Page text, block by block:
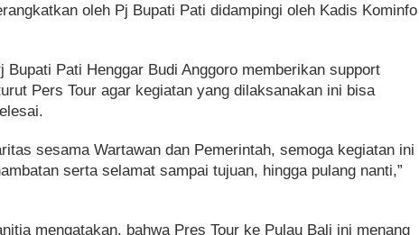
oleh Pj Bupati Pati didampingi oleh Kadis Kominfo
Bupati Pati Henggar Budi Anggoro memberikan support
Pers Tour agar kegiatan yang dilaksanakan ini bisa
sesama Wartawan dan Pemerintah, semoga kegiatan ini
serta selamat sampai tujuan, hingga pulang nanti,”
mengatakan, bahwa Pres Tour ke Pulau Bali ini menang